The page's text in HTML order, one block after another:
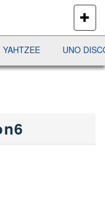
PLUS
DE
JEUX
YAHTZEE UNO